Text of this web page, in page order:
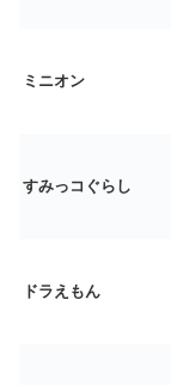
ミニオン
すみっコぐらし
ドラえもん